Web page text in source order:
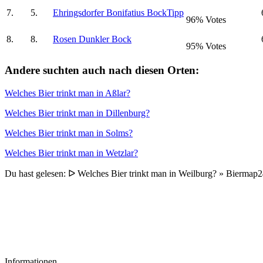
7. 5. Ehringsdorfer Bonifatius BockTipp
96% Votes
8. 8. Rosen Dunkler Bock
95% Votes
Andere suchten auch nach diesen Orten:
Welches Bier trinkt man in Aßlar?
Welches Bier trinkt man in Dillenburg?
Welches Bier trinkt man in Solms?
Welches Bier trinkt man in Wetzlar?
Du hast gelesen: ᐅ Welches Bier trinkt man in Weilburg? »